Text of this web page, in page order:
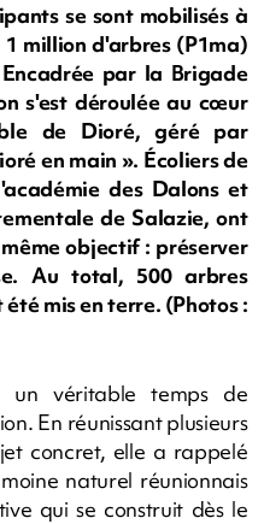
se sont mobilisés à
million d'arbres (P1ma)
par la Brigade
s'est déroulée au cœur
de Dioré, géré par
en main ». Écoliers de
des Dalons et
de Salazie, ont
objectif : préserver
Au total, 500 arbres
mis en terre. (Photos :
un véritable temps de
En réunissant plusieurs
concret, elle a rappelé
naturel réunionnais
qui se construit dès le